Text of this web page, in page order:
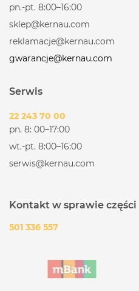
pn.-pt. 8:00–16:00
sklep@kernau.com
reklamacje@kernau.com
gwarancje@kernau.com
Serwis
22 243 70 00
pn. 8: 00–17:00
wt.-pt. 8:00–16:00
serwis@kernau.com
Kontakt w sprawie
501 336 557